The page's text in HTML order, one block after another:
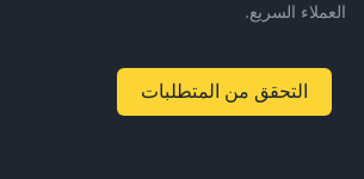
العملاء السريع.
التحقق من المتطلبات